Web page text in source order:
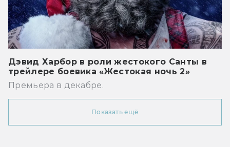
Дэвид Харбор в роли жестокого Санты в
трейлере боевика «Жестокая ночь 2»
Премьера в декабре.
Показать ещё